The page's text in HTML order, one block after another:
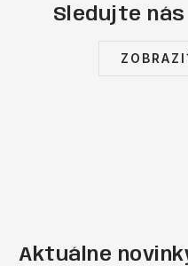
Sledujte
Aktuálne